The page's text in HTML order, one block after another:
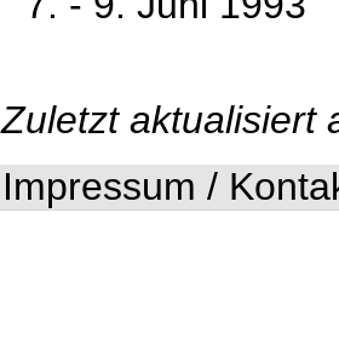
Zuletzt aktualisiert
Impressum /